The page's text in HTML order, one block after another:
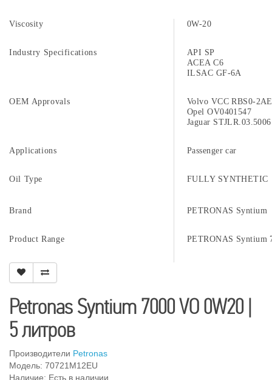
Viscosity 0W-20
Industry Specifications
API SP
ACEA C6
ILSAC GF-6A
OEM Approvals
Volvo VCC RBS0-2AE
Opel OV0401547
Jaguar STJLR.03.5006
Applications Passenger car
Oil Type FULLY SYNTHETIC
Brand PETRONAS Syntium
Product Range PETRONAS Syntium
Petronas Syntium 7000 VO 0W20 |
5 литров
Производители Petronas
Модель: 70721M12EU
Наличие: Есть в наличии